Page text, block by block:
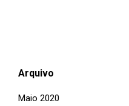
Arquivo
Maio 2020